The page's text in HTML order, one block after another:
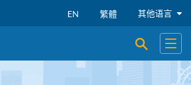
EN 繁體 其他语言
开启搜寻
开启